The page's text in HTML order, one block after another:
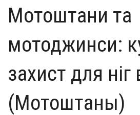
Мотоштани та
мотоджинси:
захист для ніг
(Мотоштаны)